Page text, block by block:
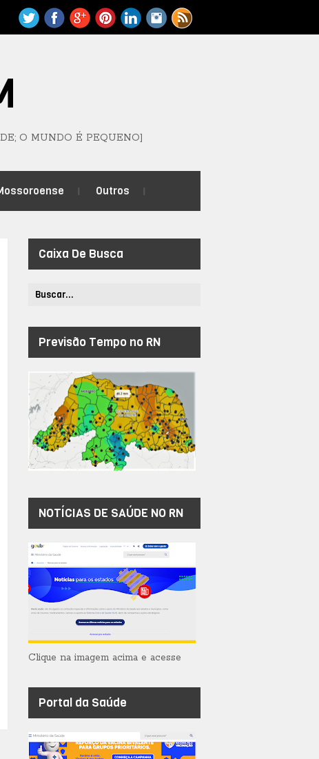
O MUNDO É PEQUENO]
Outros
Caixa De Busca
Previsão Tempo no RN
NOTÍCIAS DE SAÚDE NO RN
Clique na imagem acima e acesse
Portal da Saúde